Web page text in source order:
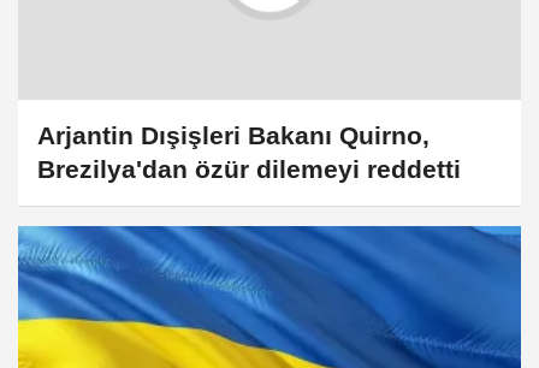
Arjantin Dışişleri Bakanı Quirno,
Brezilya'dan özür dilemeyi reddetti